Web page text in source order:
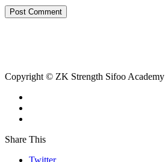
Copyright © ZK Strength Sifoo Academy
Share This
Twitter